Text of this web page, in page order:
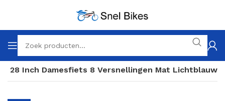
28 Inch Damesfiets 8 Versnellingen Mat Lichtblauw